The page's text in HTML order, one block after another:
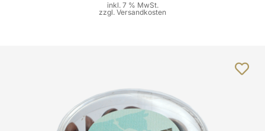
inkl. 7 % MwSt.
zzgl. Versandkosten